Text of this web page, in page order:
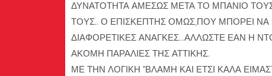
ΔΥΝΑΤΟΤΗΤΑ ΑΜΕΣΩΣ ΜΕΤΑ ΤΟ ΜΠΑΝΙΟ
ΤΟΥΣ.. Ο ΕΠΙΣΚΕΠΤΗΣ ΟΜΩΣ,ΠΟΥ ΜΠΟΡΕΙ ΝΑ
ΔΙΑΦΟΡΕΤΙΚΕΣ ΑΝΑΓΚΕΣ...ΑΛΛΩΣΤΕ ΕΑΝ Η
ΑΚΟΜΗ ΠΑΡΑΛΙΕΣ ΤΗΣ ΑΤΤΙΚΗΣ.
ΜΕ ΤΗΝ ΛΟΓΙΚΗ "ΒΛΑΜΗ ΚΑΙ ΕΤΣΙ ΚΑΛΑ